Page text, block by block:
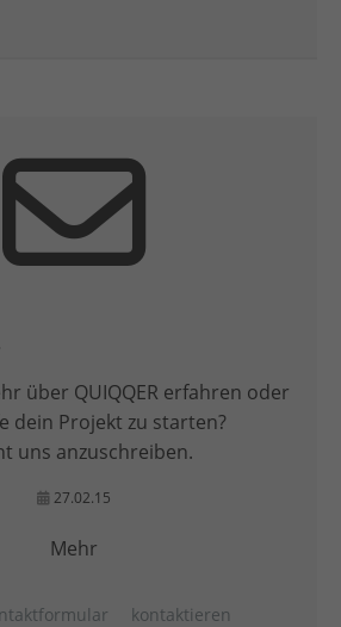
über QUIQQER erfahren oder
dein Projekt zu starten?
uns anzuschreiben.
27.02.15
Mehr
kontaktieren